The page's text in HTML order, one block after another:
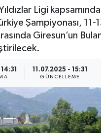
Ligi
Şampiyonası, 11-
Giresun’un
11.07.2025 - 15:31
GÜNCELLEME
Manşetler
Arşivi